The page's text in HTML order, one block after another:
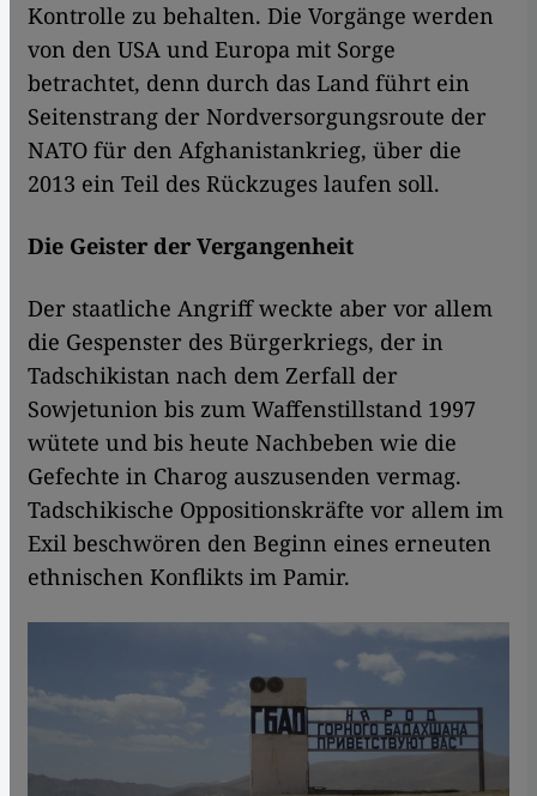
Kontrolle zu behalten. Die Vorgänge werden
von den USA und Europa mit Sorge
betrachtet, denn durch das Land führt ein
Seitenstrang der Nordversorgungsroute der
NATO für den Afghanistankrieg, über die
2013 ein Teil des Rückzuges laufen soll.
Die Geister der Vergangenheit
Der staatliche Angriff weckte aber vor allem
die Gespenster des Bürgerkriegs, der in
Tadschikistan nach dem Zerfall der
Sowjetunion bis zum Waffenstillstand 1997
wütete und bis heute Nachbeben wie die
Gefechte in Charog auszusenden vermag.
Tadschikische Oppositionskräfte vor allem im
Exil beschwören den Beginn eines erneuten
ethnischen Konflikts im Pamir.